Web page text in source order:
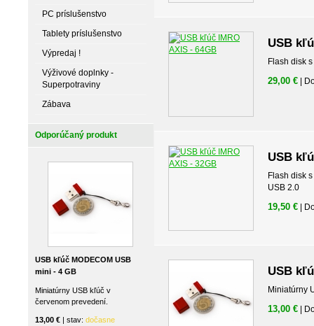
PC príslušenstvo
Tablety príslušenstvo
Výpredaj !
Výživové doplnky -
Superpotraviny
Zábava
Odporúčaný produkt
USB kľúč MODECOM USB
mini - 4 GB
Miniatúrny USB kľúč v
červenom prevedení.
13,00 € | stav: dočasne
USB
Flash disk
29,00 € |
USB
Flash disk
USB 2.0
19,50 € |
USB
Miniatúrny
13,00 € |